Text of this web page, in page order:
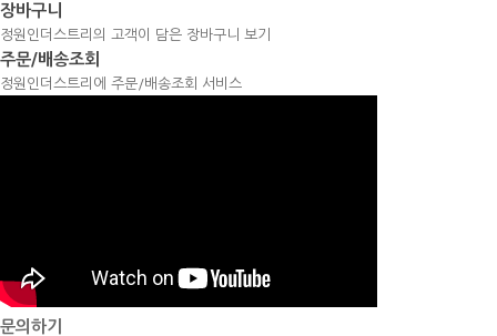
장바구니
정원인더스트리의 고객이 담은 장바구니 보기
주문/배송조회
정원인더스트리에 주문/배송조회 서비스
문의하기